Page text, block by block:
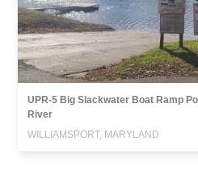
UPR-5 Big Slackwater Boat Ramp
River
WILLIAMSPORT, MARYLAND